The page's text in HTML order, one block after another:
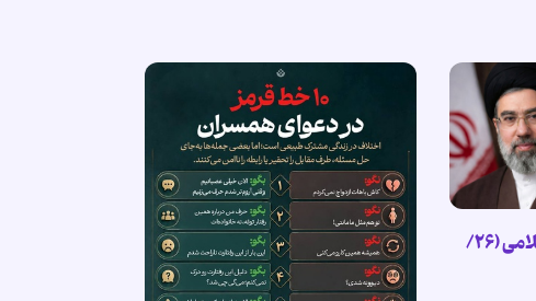
گزیده پیام رهبر انقلاب اسلامی (۲۶/